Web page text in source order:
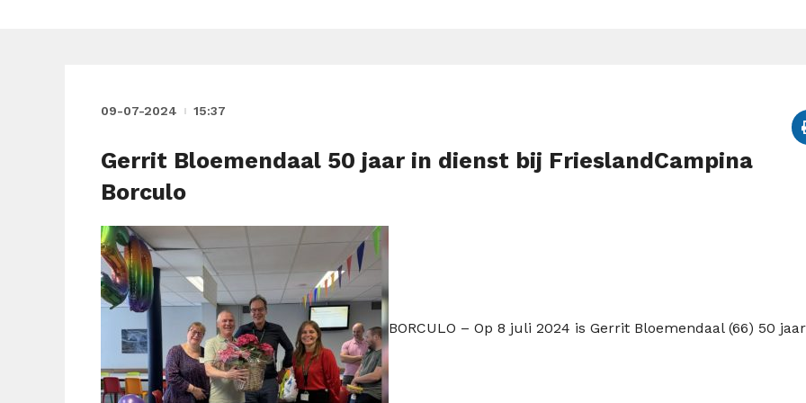
09-07-2024 15:37
Gerrit Bloemendaal 50 jaar in dienst bij FrieslandCampina
Borculo
BORCULO – Op 8 juli 2024 is Gerrit Bloemendaal (66) 50